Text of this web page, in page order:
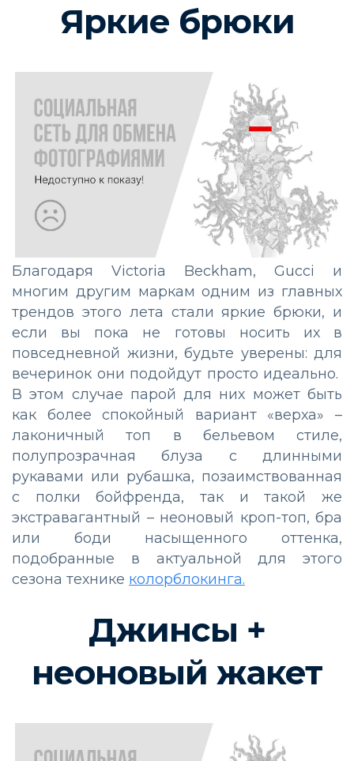
Яркие брюки
Благодаря Victoria Beckham, Gucci и
многим другим маркам одним из главных
трендов этого лета стали яркие брюки, и
если вы пока не готовы носить их в
повседневной жизни, будьте уверены: для
вечеринок они подойдут просто идеально.
В этом случае парой для них может быть
как более спокойный вариант «верха» –
лаконичный топ в бельевом стиле,
полупрозрачная блуза с длинными
рукавами или рубашка, позаимствованная
с полки бойфренда, так и такой же
экстравагантный – неоновый кроп-топ, бра
или боди насыщенного оттенка,
подобранные в актуальной для этого
сезона технике колорблокинга.
Джинсы +
неоновый жакет